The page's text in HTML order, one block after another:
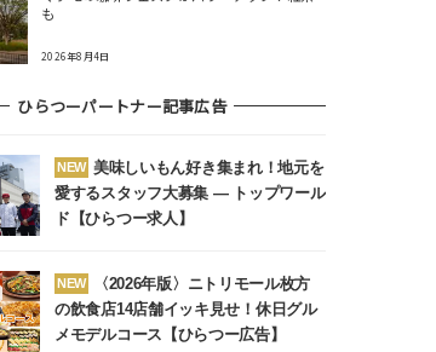
も
2026年8月4日
ひらつーパートナー記事広告
NEW 美味しいもん好き集まれ！地元を
愛するスタッフ大募集 ― トップワール
ド【ひらつー求人】
NEW
〈2026年版〉ニトリモール枚方
の飲食店14店舗イッキ見せ！休日グル
メモデルコース【ひらつー広告】